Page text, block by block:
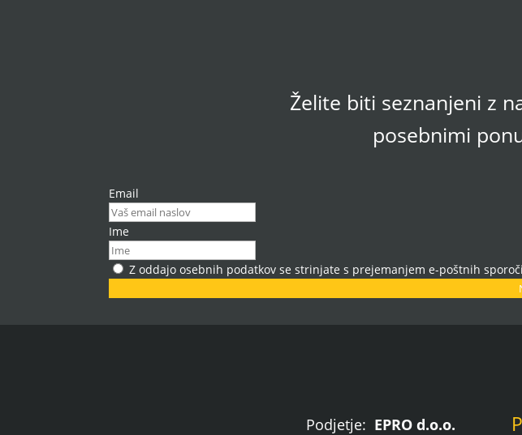
Želite biti seznanjeni z
posebnimi
Email
Ime
Z oddajo osebnih podatkov se strinjate s prejemanjem e-poštnih
Podjetje: EPRO d.o.o.